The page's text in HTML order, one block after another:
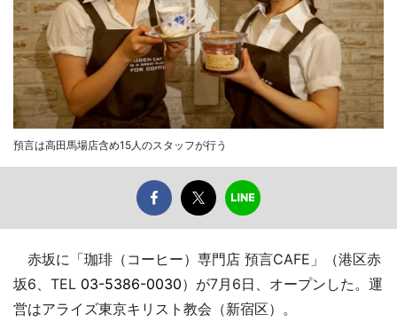
預言は高田馬場店含め15人のスタッフが行う
赤坂に「珈琲（コーヒー）専門店 預言CAFE」（港区赤
坂6、TEL 03-5386-0030）が7月6日、オープンした。運
営はアライズ東京キリスト教会（新宿区）。